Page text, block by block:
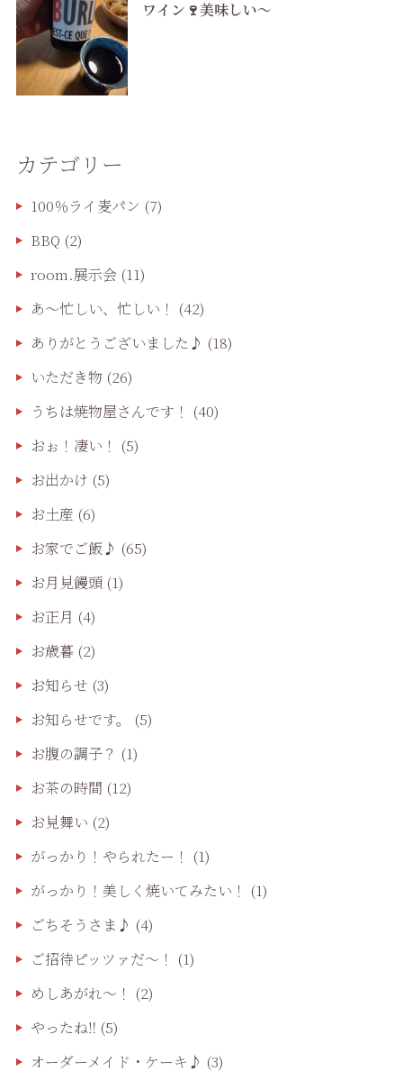
ワイン🍷美味しい〜
カテゴリー
100％ライ麦パン (7)
BBQ (2)
room.展示会(11)
あ〜忙しい、忙しい！ (42)
ありがとうございました♪ (18)
いただき物 (26)
うちは焼物屋さんです！ (40)
おぉ！凄い！ (5)
お出かけ (5)
お土産 (6)
お家でご飯♪ (65)
お月見饅頭(1)
お正月 (4)
お歳暮 (2)
お知らせ (3)
お知らせです。
(5)
お腹の調子？ (1)
お茶の時間 (12)
お見舞い (2)
がっかり！やられたー！ (1)
がっかり！美しく焼いてみたい！ (1)
ごちそうさま♪ (4)
ご招待ピッツァだ〜！ (1)
めしあがれ～！ (2)
やったね‼️ (5)
オーダーメイド・ケーキ♪ (3)